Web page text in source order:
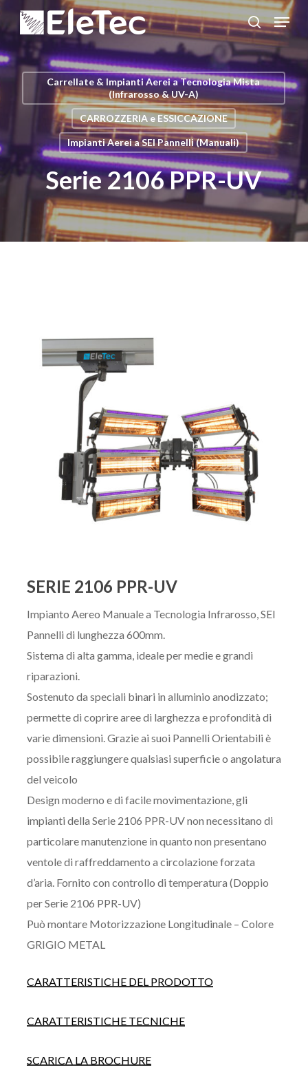
Salta
al
contenuto
principale
cerca
Menu
Carrellate & Impianti Aerei a Tecnologia Mista
(Infrarosso & UV-A)
CARROZZERIA e ESSICCAZIONE
Impianti Aerei a SEI Pannelli (Manuali)
Serie 2106 PPR-UV
SERIE 2106 PPR-UV
Impianto Aereo Manuale a Tecnologia Infrarosso, SEI
Pannelli di lunghezza 600mm.
Sistema di alta gamma, ideale per medie e grandi
riparazioni.
Sostenuto da speciali binari in alluminio anodizzato;
permette di coprire aree di larghezza e profondità di
varie dimensioni. Grazie ai suoi Pannelli Orientabili è
possibile raggiungere qualsiasi superficie o angolatura
del veicolo
Design moderno e di facile movimentazione, gli
impianti della Serie 2106 PPR-UV non necessitano di
particolare manutenzione in quanto non presentano
ventole di raffreddamento a circolazione forzata
d’aria. Fornito con controllo di temperatura (Doppio
per Serie 2106 PPR-UV)
Può montare Motorizzazione Longitudinale – Colore
GRIGIO METAL
CARATTERISTICHE DEL PRODOTTO
CARATTERISTICHE TECNICHE
SCARICA LA BROCHURE
Chiudi
menu